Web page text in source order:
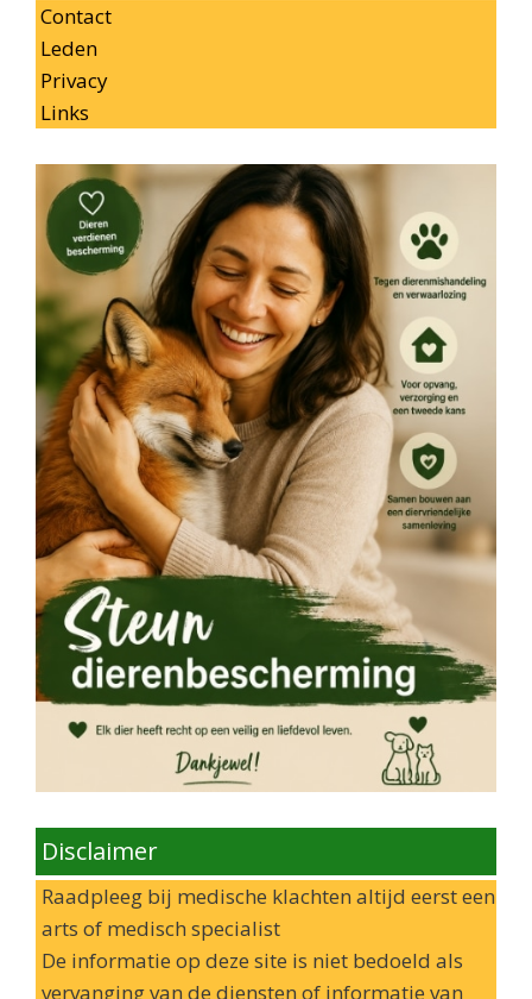
Contact
Leden
Privacy
Links
Disclaimer
Raadpleeg bij medische klachten altijd eerst een
arts of medisch specialist
De informatie op deze site is niet bedoeld als
vervanging van de diensten of informatie van